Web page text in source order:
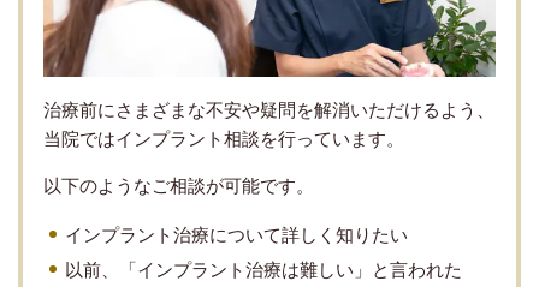
治療前にさまざまな不安や疑問を解消いただけるよう、
当院ではインプラント相談を行っています。
以下のようなご相談が可能です。
インプラント治療について詳しく知りたい
以前、「インプラント治療は難しい」と言われた